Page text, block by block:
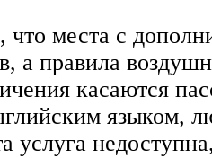
что места с
а правила
касаются
языком,
услуга